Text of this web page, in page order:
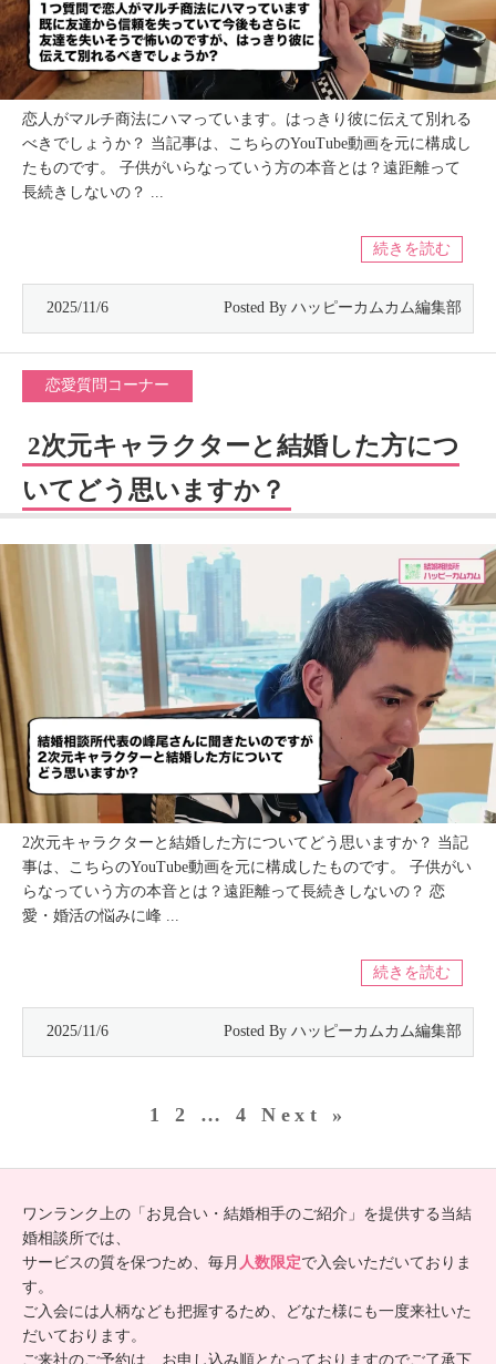
2025/11/6
恋人がマルチ商法にハマっています。はっきり彼に伝えて別れる
べきでしょうか？ 当記事は、こちらのYouTube動画を元に構成し
たものです。 子供がいらなっていう方の本音とは？遠距離って
長続きしないの？ ...
続きを読む
恋愛質問コーナー
2次元キャラクターと結婚した方につ
いてどう思いますか？
2025/11/6
2次元キャラクターと結婚した方についてどう思いますか？ 当記
事は、こちらのYouTube動画を元に構成したものです。 子供がい
らなっていう方の本音とは？遠距離って長続きしないの？ 恋
愛・婚活の悩みに峰 ...
続きを読む
1 2 … 4 Next »
ワンランク上の「お見合い・結婚相手のご紹介」を提供する当結
婚相談所では、
サービスの質を保つため、毎月 人数限定で入会いただいておりま
す。
ご入会には人柄なども把握するため、どなた様にも一度来社いた
だいております。
ご来社のご予約は、お申し込み順となっておりますのでご了承下